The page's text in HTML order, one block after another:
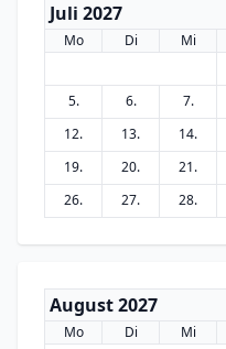
Juli 2027
Mo Di Mi
5.
6. 7.
12.
13. 14.
19.
20. 21.
26.
27. 28.
August 2027
Mo Di Mi